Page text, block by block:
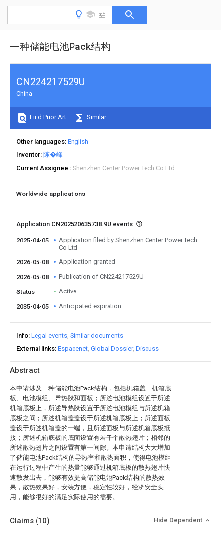
一种储能电池Pack结构
Abstract
本申请涉及一种储能电池Pack结构，包括机箱盖、机箱底
板、电池模组、导热胶和面板；所述电池模组设置于所述
机箱底板上，所述导热胶设置于所述电池模组与所述机箱
底板之间；所述机箱盖盖设于所述机箱底板上；所述面板
盖设于所述机箱盖的一端，且所述面板与所述机箱底板抵
接；所述机箱底板的底面设置有若干个散热翅片；相邻的
所述散热翅片之间设置有第一间隙。本申请结构大大增加
了储能电池Pack结构的导热率和散热面积，使得电池模组
在运行过程中产生的热量能够通过机箱底板的散热翅片快
速散发出去，能够有效提高储能电池Pack结构的散热效
果，散热效果好，安装方便，稳定性较好，经济安全实
用，能够很好的满足实际使用的需要。
CN224217529U
China
Find Prior Art Similar
Other languages English
Inventor 陈�峰
Current Assignee
Shenzhen Center Power Tech Co Ltd
Worldwide applications
Application CN202520635738.9U events
2025-04-05
Application filed by Shenzhen Center Power Tech
Co Ltd
2026-05-08
Application granted
2026-05-08 Publication of CN224217529U
Status Active
2035-04-05 Anticipated expiration
Info Legal events Similar documents
External links Espacenet Global Dossier Discuss
Claims (10) Hide Dependent